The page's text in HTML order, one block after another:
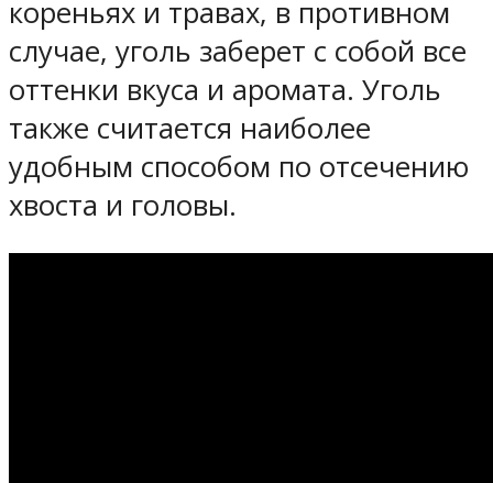
кореньях и травах, в противном
случае, уголь заберет с собой все
оттенки вкуса и аромата. Уголь
также считается наиболее
удобным способом по отсечению
хвоста и головы.